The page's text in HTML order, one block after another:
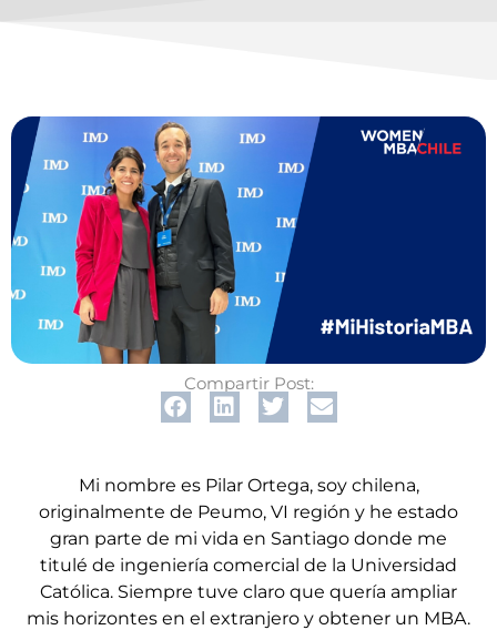
Compartir Post:
Mi nombre es Pilar Ortega, soy chilena,
originalmente de Peumo, VI región y he estado
gran parte de mi vida en Santiago donde me
titulé de ingeniería comercial de la Universidad
Católica. Siempre tuve claro que quería ampliar
mis horizontes en el extranjero y obtener un MBA.